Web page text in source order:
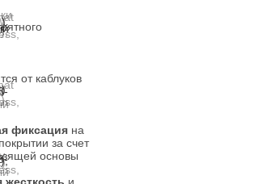
от каблуков
фиксация на
за счет
основы